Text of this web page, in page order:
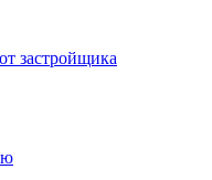
застройщика